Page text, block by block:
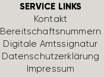
SERVICE LINKS
Kontakt
Bereit­schafts­num­mern
Digi­tale Amts­si­gnatur
Daten­schutz­er­klä­rung
Impressum